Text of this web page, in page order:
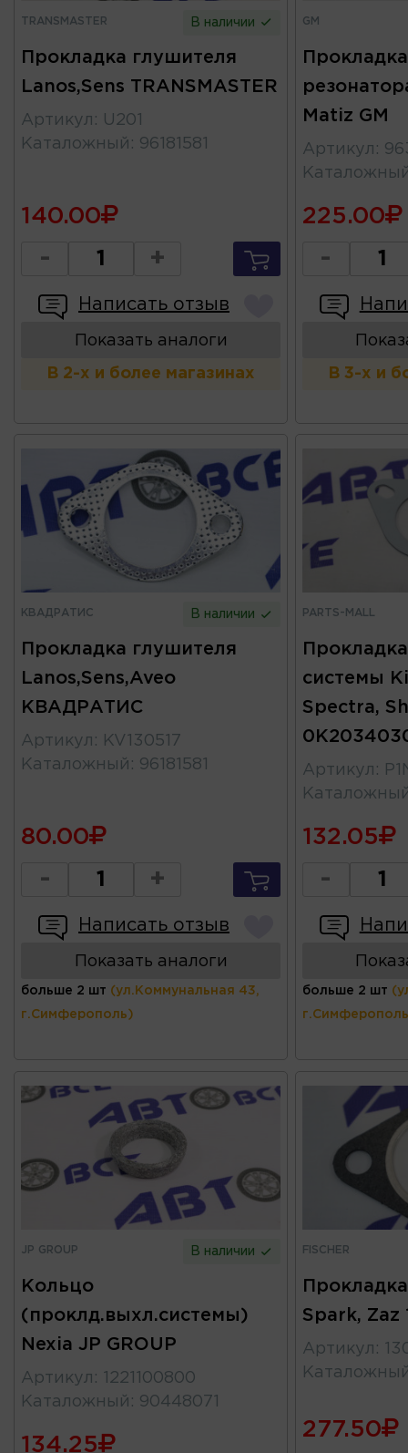
TRANSMASTER В наличии
Прокладка глушителя
Lanos,Sens TRANSMASTER
Артикул : U201
Каталожный : 96181581
140.00
- +
Написать отзыв
Показать аналоги
В 2-х и более магазинах
GM
Matiz GM
Артикул :
225.00
-
В 3-х и
КВАДРАТИС В наличии
Прокладка глушителя
Lanos,Sens,Aveo
КВАДРАТИС
Артикул :
KV130517
Каталожный : 96181581
80.00
- +
Написать отзыв
Показать аналоги
больше 2 шт (ул.Коммунальная 43,
г.Симферополь)
PARTS-MALL
системы
Spectra,
Артикул :
132.05
-
больше 2 шт
JP GROUP В наличии
Кольцо
(проклд.выхл.системы)
Nexia JP GROUP
Артикул :
1221100800
Каталожный : 90448071
134.25
FISCHER
Spark, Zaz
Артикул :
277.50